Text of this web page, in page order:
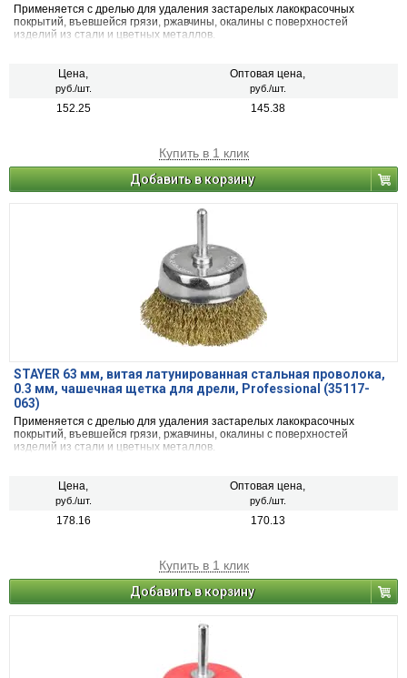
Применяется с дрелью для удаления застарелых лакокрасочных
покрытий, въевшейся грязи, ржавчины, окалины с поверхностей
изделий из стали и цветных металлов.
Цена,
руб./шт.
Оптовая цена,
руб./шт.
152.25 145.38
Купить в 1 клик
Добавить в корзину
STAYER 63 мм, витая латунированная стальная проволока,
0.3 мм, чашечная щетка для дрели, Professional (35117-
063)
Применяется с дрелью для удаления застарелых лакокрасочных
покрытий, въевшейся грязи, ржавчины, окалины с поверхностей
изделий из стали и цветных металлов.
Цена,
руб./шт.
Оптовая цена,
руб./шт.
178.16 170.13
Купить в 1 клик
Добавить в корзину